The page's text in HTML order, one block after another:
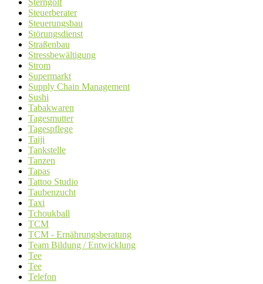
Steuerberater
Steuerungsbau
Störungsdienst
Straßenbau
Stressbewältigung
Strom
Supermarkt
Supply Chain Management
Sushi
Tabakwaren
Tagesmutter
Tagespflege
Taiji
Tankstelle
Tanzen
Tapas
Tattoo Studio
Taubenzucht
Taxi
Tchoukball
TCM
TCM - Ernährungsberatung
Team Bildung / Entwicklung
Tee
Tee
Telefon